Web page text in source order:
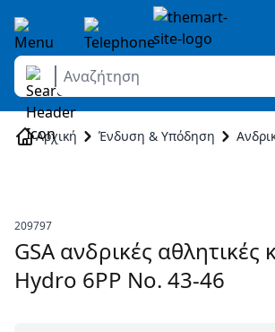
Skip to Content
Αναζήτηση
Αρχική Ένδυση & Υπόδηση
209797
GSA ανδρικές αθλητικές
Hydro 6PP Νο. 43-46